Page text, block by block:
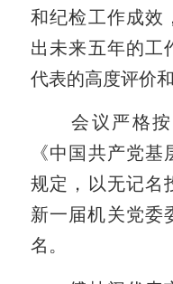
和纪检工作成效
出未来五年的工
代表的高度评价
会议严格按
《中国共产党
规定，以无记名
新一届机关党委
名。